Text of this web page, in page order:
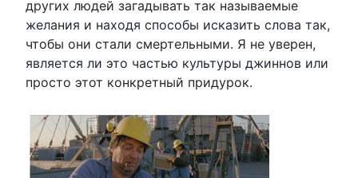
других людей загадывать так называемые
желания и находя способы исказить слова так,
чтобы они стали смертельными. Я не уверен,
является ли это частью культуры джиннов или
просто этот конкретный придурок.